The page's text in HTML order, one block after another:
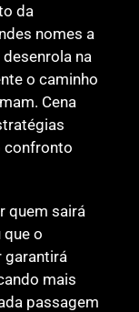
da
nomes a
na
o caminho
Cena
confronto
quem sairá
que o
garantirá
mais
passagem